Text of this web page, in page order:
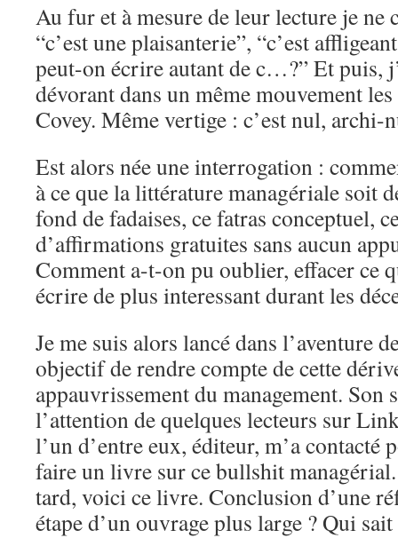
Au fur et à mesure de leur lecture je ne
“c’est une plaisanterie”, “c’est
peut-on écrire autant de c…?” Et puis,
dévorant dans un même mouvement
Covey. Même vertige : c’est nul, archi-
Est alors née une interrogation :
à ce que la littérature managériale soit
fond de fadaises, ce fatras conceptuel,
d’affirmations gratuites sans aucun
Comment a-t-on pu oublier, effacer ce
écrire de plus interessant durant les
Je me suis alors lancé dans l’aventure
objectif de rendre compte de cette
appauvrissement du management. Son
l’attention de quelques lecteurs sur
l’un d’entre eux, éditeur, m’a contacté
faire un livre sur ce bullshit
tard, voici ce livre. Conclusion d’une
étape d’un ouvrage plus large ? Qui sait